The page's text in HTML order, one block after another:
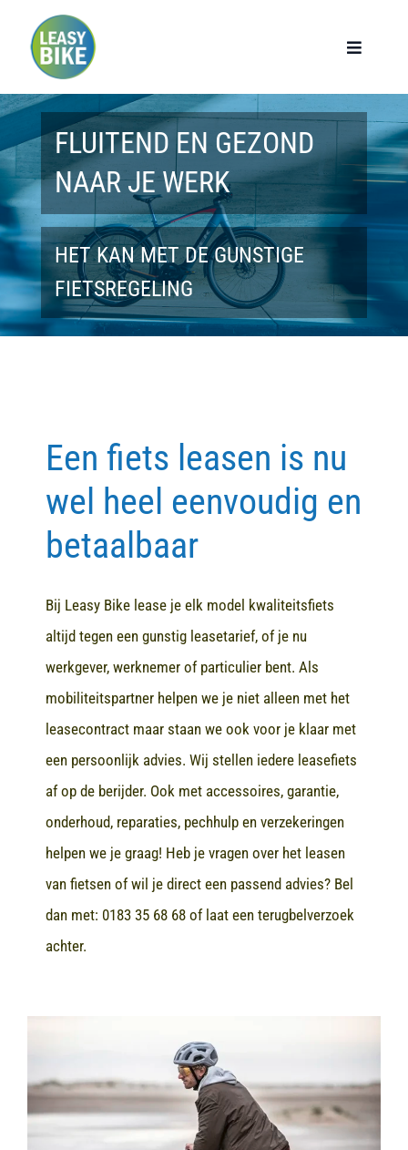
Toggle
Home
Werknemers
Werkgevers
Privé lease
Modellen
Contact
FLUITEND EN GEZOND
NAAR JE WERK
HET KAN MET DE GUNSTIGE
FIETSREGELING
Een fiets leasen is nu
wel heel eenvoudig en
betaalbaar
Bij Leasy Bike lease je elk model kwaliteitsfiets
altijd tegen een gunstig leasetarief, of je nu
werkgever, werknemer of particulier bent. Als
mobiliteitspartner helpen we je niet alleen met het
leasecontract maar staan we ook voor je klaar met
een persoonlijk advies. Wij stellen iedere leasefiets
af op de berijder. Ook met accessoires, garantie,
onderhoud, reparaties, pechhulp en verzekeringen
helpen we je graag! Heb je vragen over het leasen
van fietsen of wil je direct een passend advies? Bel
dan met: 0183 35 68 68of laat een terugbelverzoek
achter.